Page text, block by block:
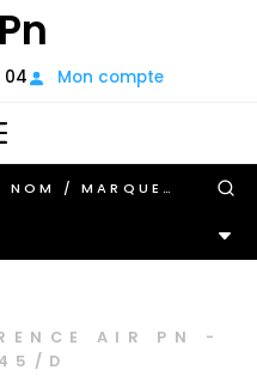
04 Mon compte
AIR PN
-
D